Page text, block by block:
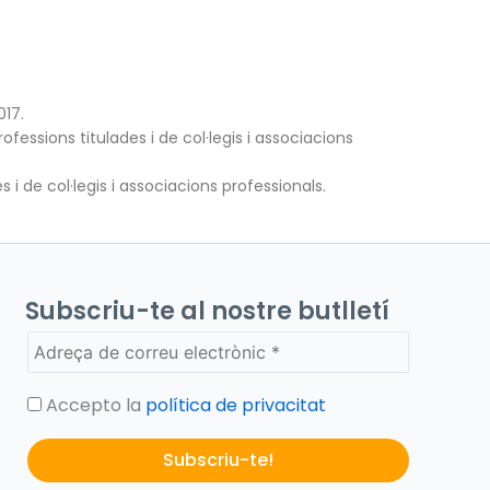
titulades i de col·legis i associacions
i de col·legis i associacions professionals.
Subscriu-te al nostre butlletí
Accepto la política de privacitat